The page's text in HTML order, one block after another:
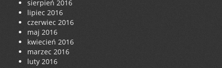
sierpień 2016
lipiec 2016
czerwiec 2016
maj 2016
kwiecień 2016
marzec 2016
luty 2016